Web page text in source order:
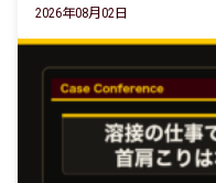
2026年08月02日